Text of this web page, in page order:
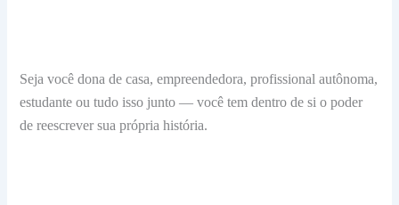
Seja você dona de casa, empreendedora, profissional autônoma,
estudante ou tudo isso junto — você tem dentro de si o poder
de reescrever sua própria história.